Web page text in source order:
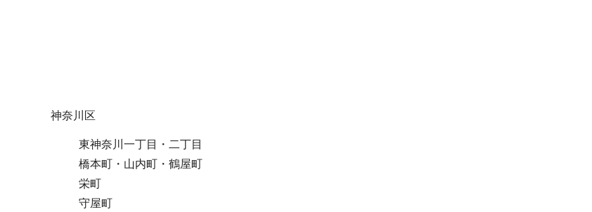
神奈川区
東神奈川一丁目・二丁目
橋本町・山内町・鶴屋町
栄町
守屋町